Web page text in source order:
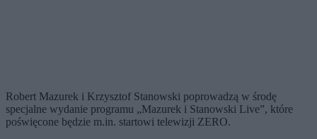
Robert Mazurek i Krzysztof Stanowski poprowadzą w środę
specjalne wydanie programu „Mazurek i Stanowski Live”, które
poświęcone będzie m.in. startowi telewizji ZERO.